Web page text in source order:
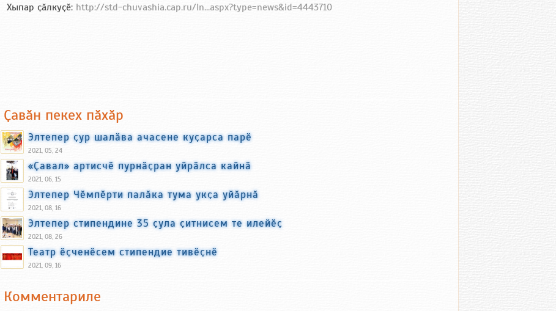
Хыпар ҫӑлкуҫӗ: http://std-chuvashia.cap.ru/In...aspx?type=news&id=4443710
Ҫавӑн пекех пӑхӑр
Элтепер ҫур шалӑва ачасене куҫарса парӗ
2021, 05, 24
«Ҫавал» артисчӗ пурнӑҫран уйрӑлса кайнӑ
2021, 06, 15
Элтепер Чӗмпӗрти палӑка тума укҫа уйӑрнӑ
2021, 08, 16
Элтепер стипендине 35 ҫула ҫитнисем те илейӗҫ
2021, 08, 26
Театр ӗҫченӗсем стипендие тивӗҫнӗ
2021, 09, 16
Комментариле